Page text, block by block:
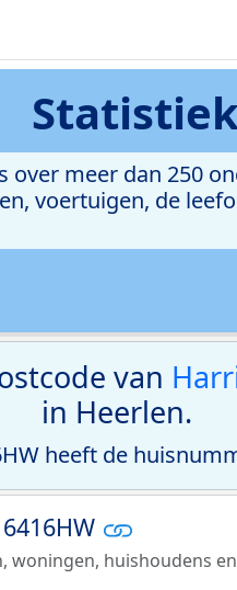
over meer dan 250
voertuigen, de
van
in Heerlen.
heeft de
woningen, huishoudens